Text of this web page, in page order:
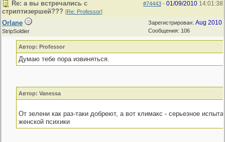
#74443 - 01/09/2010 14:01:38
Re: а вы встречались с
стриптизершей??? [Re: Professor]
Зарегистрирован: Aug 2010
Сообщения: 106
Orlane
StripSoldier
Автор: Professor
Думаю тебе пора извиняться.
Автор: Vanessa
От зелени как раз-таки добреют, а вот климакс - серьезное
женской психики